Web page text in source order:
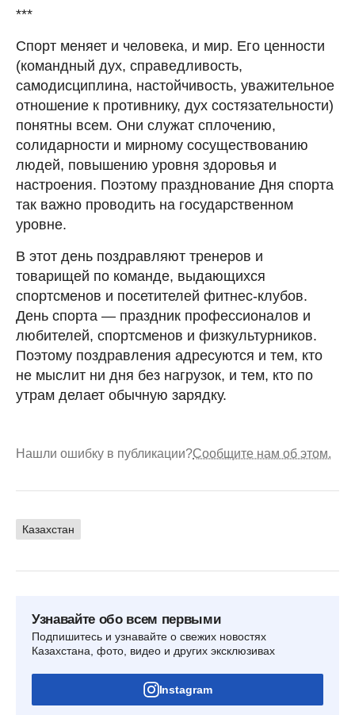
***
Спорт меняет и человека, и мир. Его ценности
(командный дух, справедливость,
самодисциплина, настойчивость, уважительное
отношение к противнику, дух состязательности)
понятны всем. Они служат сплочению,
солидарности и мирному сосуществованию
людей, повышению уровня здоровья и
настроения. Поэтому празднование Дня спорта
так важно проводить на государственном
уровне.
В этот день поздравляют тренеров и
товарищей по команде, выдающихся
спортсменов и посетителей фитнес-клубов.
День спорта — праздник профессионалов и
любителей, спортсменов и физкультурников.
Поэтому поздравления адресуются и тем, кто
не мыслит ни дня без нагрузок, и тем, кто по
утрам делает обычную зарядку.
Нашли ошибку в публикации?Сообщите нам об этом.
Казахстан
Узнавайте обо всем первыми
Подпишитесь и узнавайте о свежих новостях
Казахстана, фото, видео и других эксклюзивах
Instagram